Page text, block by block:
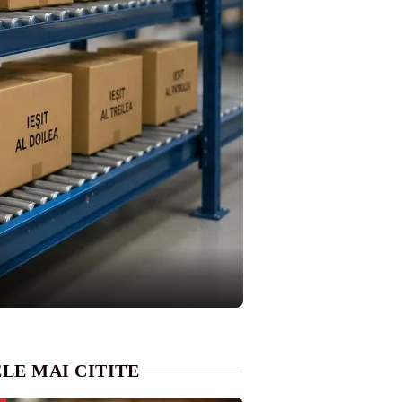
MAI CITITE